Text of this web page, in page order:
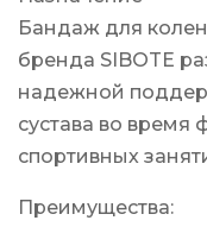
Бандаж для
бренда SIBOTE
надежной
сустава во время
спортивных
Преимущества: